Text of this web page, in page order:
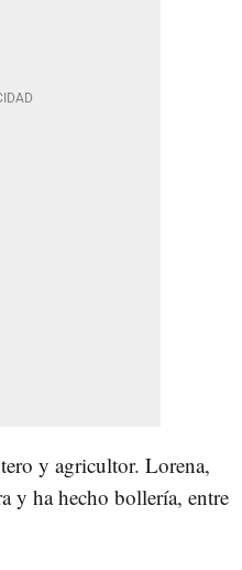
y agricultor. Lorena,
y ha hecho bollería, entre